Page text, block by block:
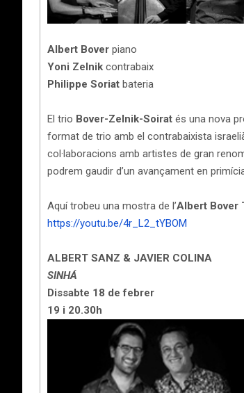
Albert Bover piano
Yoni Zelnik contrabaix
Philippe Soriat bateria
El trio Bover-Zelnik-Soirat és una nova
format de trio amb el contrabaixista
col·laboracions amb artistes de gran
podrem gaudir d’un avançament en
Aquí trobeu una mostra de l’Albert Bover
https://youtu.be/4r_L2_tYBOM
ALBERT SANZ & JAVIER COLINA
SINHÁ
Dissabte 18 de febrer
19 i 20.30h